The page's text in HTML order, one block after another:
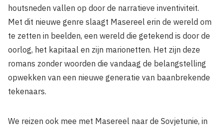
houtsneden vallen op door de narratieve inventiviteit.
Met dit nieuwe genre slaagt Masereel erin de wereld om
te zetten in beelden, een wereld die getekend is door de
oorlog, het kapitaal en zijn marionetten. Het zijn deze
romans zonder woorden die vandaag de belangstelling
opwekken van een nieuwe generatie van baanbrekende
tekenaars.
We reizen ook mee met Masereel naar de Sovjetunie, in